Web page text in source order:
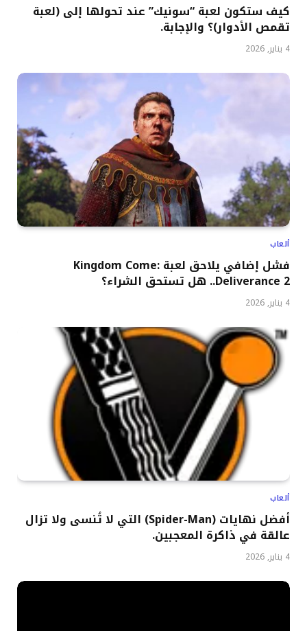
كيف ستكون لعبة “سونيك” عند تحولها إلى (لعبة
تقمص الأدوار)؟ والإجابة.
4 يناير, 2026
ألعاب
فشل إضافي يلاحق لعبة Kingdom Come:
Deliverance 2.. هل تستحق الشراء؟
4 يناير, 2026
ألعاب
أفضل نهايات (Spider-Man) التي لا تُنسى ولا تزال
عالقة في ذاكرة المعجبين.
4 يناير, 2026